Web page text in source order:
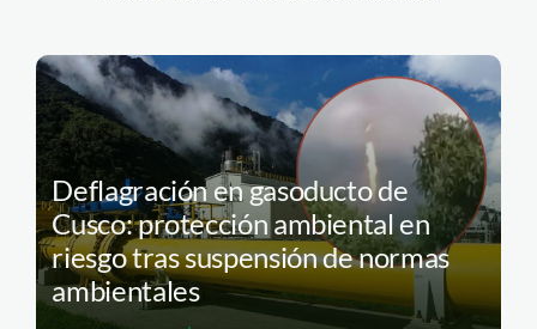
Deflagración en gasoducto de
Cusco: protección ambiental en
riesgo tras suspensión de normas
ambientales